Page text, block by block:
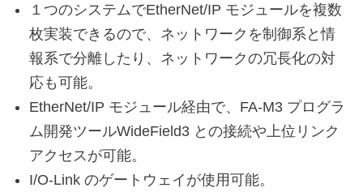
１つのシステムでEtherNet/IP モジュールを複数
枚実装できるので、ネットワークを制御系と情
報系で分離したり、ネットワークの冗長化の対
応も可能。
EtherNet/IP モジュール経由で、FA-M3 プログラ
ム開発ツールWideField3 との接続や上位リンク
アクセスが可能。
I/O-Link のゲートウェイが使用可能。